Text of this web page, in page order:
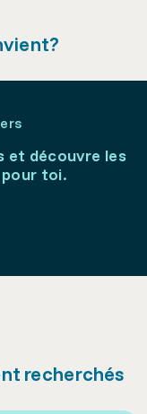
et découvre les
toi.
recherchés